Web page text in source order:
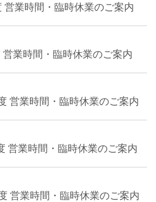
業時間・臨時休業のご案内
業時間・臨時休業のご案内
営業時間・臨時休業のご案内
営業時間・臨時休業のご案内
営業時間・臨時休業のご案内